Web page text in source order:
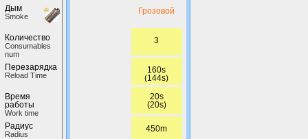
Дым
Smoke
Количество
Сonsumables
num
Перезарядка
Reload Time
Время
работы
Work time
Радиус
Radius
Грозовой
3
160s
(144s)
20s
(20s)
450m